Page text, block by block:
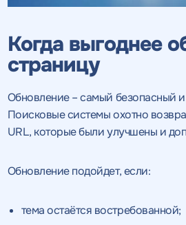
Когда выгоднее
страницу
Обновление – самый безопасный
Поисковые системы охотно
URL, которые были улучшены и
Обновление подойдет, если:
тема остаётся востребованной;